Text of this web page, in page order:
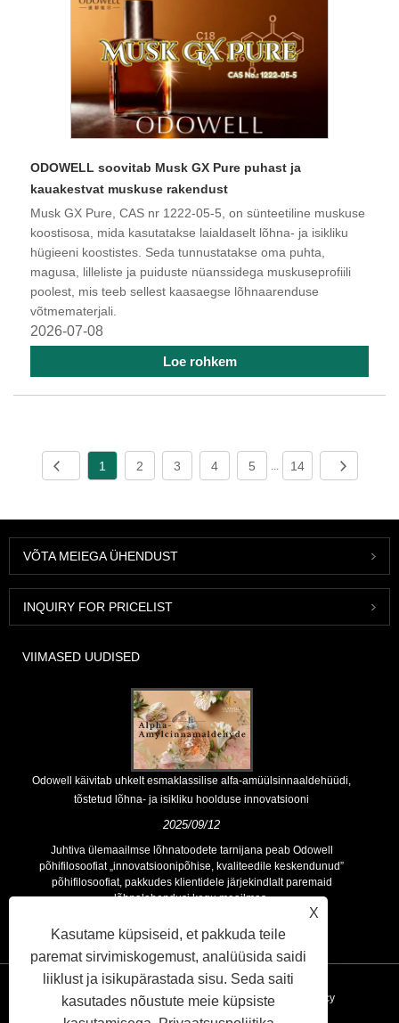
​ODOWELL soovitab Musk GX Pure puhast ja
kauakestvat muskuse rakendust
Musk GX Pure, CAS nr 1222-05-5, on sünteetiline muskuse
koostisosa, mida kasutatakse laialdaselt lõhna- ja isikliku
hügieeni koostistes. Seda tunnustatakse oma puhta,
magusa, lilleliste ja puiduste nüanssidega muskuseprofiili
poolest, mis teeb sellest kaasaegse lõhnaarenduse
võtmematerjali.
2026-07-08
Loe rohkem
1 2 3 4 5 14
VÕTA MEIEGA ÜHENDUST
INQUIRY FOR PRICELIST
VIIMASED UUDISED
Odowell käivitab uhkelt esmaklassilise alfa-amüülsinnaaldehüüdi,
tõstetud lõhna- ja isikliku hoolduse innovatsiooni
2025/09/12
Juhtiva ülemaailmse lõhnatoodete tarnijana peab Odowell
põhifilosoofiat „innovatsioonipõhise, kvaliteedile keskendunud”
põhifilosoofiat, pakkudes klientidele järjekindlalt paremaid
lõhnalahendusi kogu maailmas.
Lingid Sitemap RSS XML Privacy Policy
X
Kasutame küpsiseid, et pakkuda teile
paremat sirvimiskogemust, analüüsida saidi
liiklust ja isikupärastada sisu. Seda saiti
kasutades nõustute meie küpsiste